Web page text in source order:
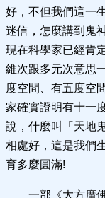
好，不但我們這一
迷信，怎麼講到鬼
現在科學家已經肯
維次跟多元次意思
度空間、有五度空
家確實證明有十一
說，什麼叫「天地
相處好，這是我們
育多麼圓滿!
一部《大方廣